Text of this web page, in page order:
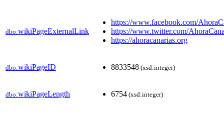
dbo:wikiPageExternalLink
https://www.facebook.com/
https://www.twitter.com/
https://ahoracanarias.org
dbo:wikiPageID 8833548 (xsd:integer)
dbo:wikiPageLength 6754 (xsd:integer)